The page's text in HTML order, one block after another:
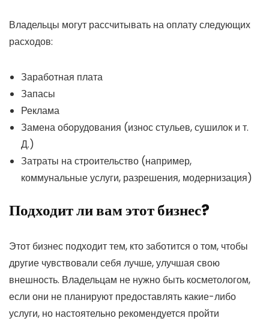
Владельцы могут рассчитывать на оплату следующих
расходов:
Заработная плата
Запасы
Реклама
Замена оборудования (износ стульев, сушилок и т.
Д.)
Затраты на строительство (например,
коммунальные услуги, разрешения, модернизация)
Подходит ли вам этот бизнес?
Этот бизнес подходит тем, кто заботится о том, чтобы
другие чувствовали себя лучше, улучшая свою
внешность. Владельцам не нужно быть косметологом,
если они не планируют предоставлять какие-либо
услуги, но настоятельно рекомендуется пройти